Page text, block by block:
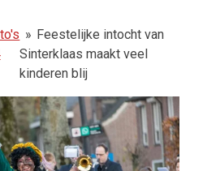
» Feestelijke intocht van
Sinterklaas maakt veel
kinderen blij